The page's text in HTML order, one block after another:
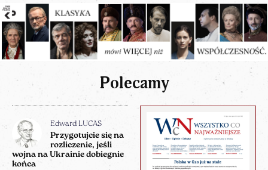
Polecamy
Edward LUCAS
Przygotujcie się na
rozliczenie, jeśli
wojna na Ukrainie dobiegnie
końca